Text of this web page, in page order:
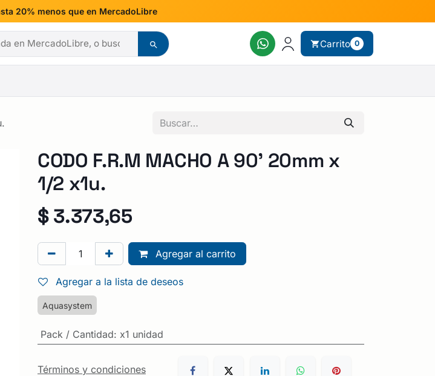
20% menos que en MercadoLibre
Carrito 0
CODO F.R.M MACHO A 90' 20mm x
1/2 x1u.
$ 3.373,65
Agregar al carrito
Agregar a la lista de deseos
Aquasystem
Pack / Cantidad: x1 unidad
Términos y condiciones